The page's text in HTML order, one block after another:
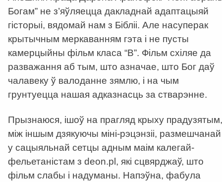
Богам” не з’яўляецца дакладнай адаптацыяй
гісторыі, вядомай нам з Бібліі. Але насуперак
крытычным меркаванням гэта і не пусты
камерцыйны фільм класа “В”. Фільм схіляе да
разважання аб тым, што азначае, што Бог даў
чалавеку ў валоданне зямлю, і на чым
грунтуецца нашая адказнасць за cтварэнне.
Прызнаюся, ішоў на прагляд крыху прадузятым,
між іншым дзякуючы міні-рэцэнзіі, размешчанай
у сацыяльнай сетцы адным маім калегай-
фельетаністам з deon.pl, які сцвярджаў, што
фільм слабы і надуманы. Напэўна, фабула